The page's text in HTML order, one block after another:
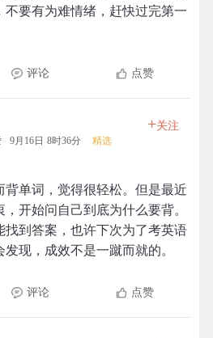
不要有为难情绪，赶快过完第一
评论 点赞
9月16日 8时36分 精选
+关注
背单词，觉得很轻松。但是最近
开始问自己到底为什么要背。
找到答案，也许下次为了考英语
现，成效不是一蹴而就的。
评论 点赞